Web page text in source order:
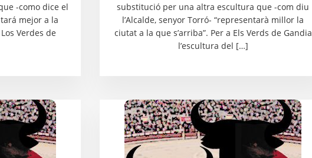
-como dice el
mejor a la
Verdes de
substitució per una altra escultura que -com diu
l’Alcalde, senyor Torró- “representarà millor la
ciutat a la que s’arriba”. Per a Els Verds de Gandia
l’escultura del […]